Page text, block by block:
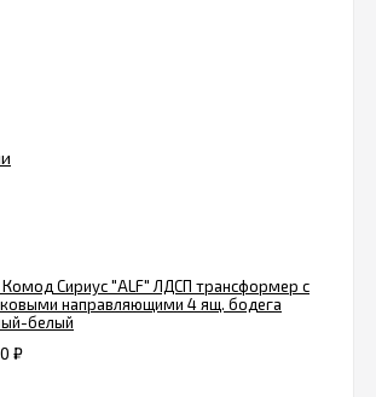
Сириус "ALF" ЛДСП трансформер с
направляющими 4 ящ. бодега
белый
₽